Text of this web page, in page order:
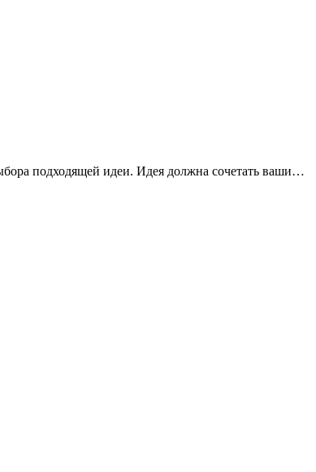
подходящей идеи. Идея должна сочетать ваши…